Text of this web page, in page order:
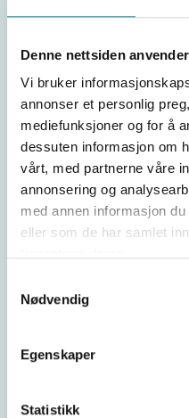
Denne nettsiden
Vi bruker
annonser et personlig
mediefunksjoner og for å
dessuten informasjon om
vårt, med partnerne våre
annonsering og
med annen informasjon
eller som de har samlet
Nødvendig
Egenskaper
Statistikk
Farlig utstyr
Film: HMS for